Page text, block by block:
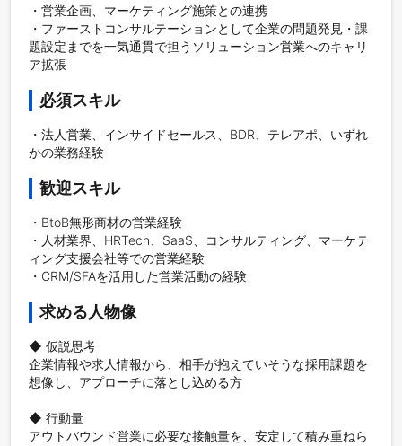
・営業企画、マーケティング施策との連携
・ファーストコンサルテーションとして企業の問題発見・課
題設定までを一気通貫で担うソリューション営業へのキャリ
ア拡張
必須スキル
・法人営業、インサイドセールス、BDR、テレアポ、いずれ
かの業務経験
歓迎スキル
・BtoB無形商材の営業経験
・人材業界、HRTech、SaaS、コンサルティング、マーケテ
ィング支援会社等での営業経験
・CRM/SFAを活用した営業活動の経験
求める人物像
◆ 仮説思考
企業情報や求人情報から、相手が抱えていそうな採用課題を
想像し、アプローチに落とし込める方
◆ 行動量
アウトバウンド営業に必要な接触量を、安定して積み重ねら